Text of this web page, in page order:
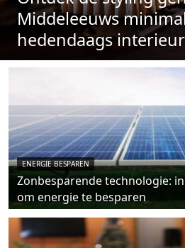
Middeleeuws
hedendaags interieur
ENERGIE BESPAREN
Zonbesparende technologie:
om energie te besparen